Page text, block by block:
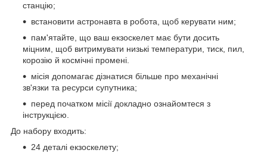
станцію;
встановити астронавта в робота, щоб керувати ним;
пам'ятайте, що ваш екзоскелет має бути досить
міцним, щоб витримувати низькі температури, тиск, пил,
корозію й космічні промені.
місія допомагає дізнатися більше про механічні
зв'язки та ресурси супутника;
перед початком місії докладно ознайомтеся з
інструкцією.
До набору входить:
24 деталі екзоскелету;